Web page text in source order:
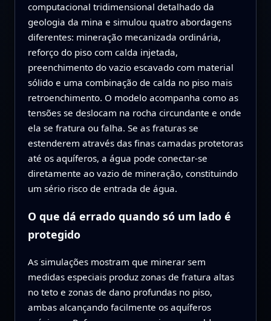
computacional tridimensional detalhado da
geologia da mina e simulou quatro abordagens
diferentes: mineração mecanizada ordinária,
reforço do piso com calda injetada,
preenchimento do vazio escavado com material
sólido e uma combinação de calda no piso mais
retroenchimento. O modelo acompanha como as
tensões se deslocam na rocha circundante e onde
ela se fratura ou falha. Se as fraturas se
estenderem através das finas camadas protetoras
até os aquíferos, a água pode conectar-se
diretamente ao vazio de mineração, constituindo
um sério risco de entrada de água.
O que dá errado quando só um lado é
protegido
As simulações mostram que minerar sem
medidas especiais produz zonas de fratura altas
no teto e zonas de dano profundas no piso,
ambas alcançando facilmente os aquíferos